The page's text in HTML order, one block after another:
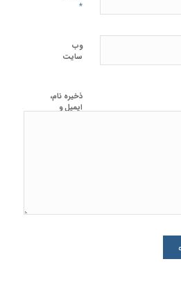
*
وب‌
سایت
ذخیره نام،
ایمیل و